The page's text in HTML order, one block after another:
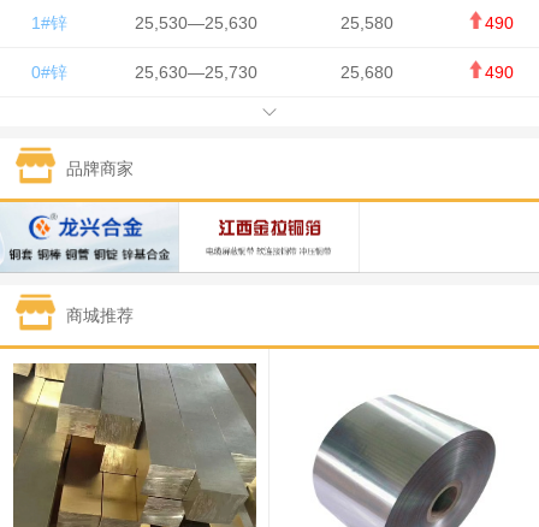
1#锌 25,530—25,630 25,580 490
0#锌 25,630—25,730 25,680 490
1#锡 434,750—436,750
1#镍 131,200—132,400
1#白银 15,170—15,180 15,175 615
钯金
1#钴 331,000—351,000
1#锑 88,000—94,000 91,000
2#锑 84,000—90,000 87,000 0
1#镁 17,000—18,000 17,500
品牌商家
商城推荐